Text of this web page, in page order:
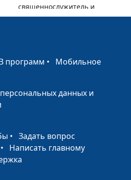
священнослужитель и
Елена Варнавская
священнослужитель и
Юлия Уткина, Николай
Юлия Уткина, Николай
Кунцевич,
программ • Мобильное
данных и
• Задать вопрос
• Написать главному